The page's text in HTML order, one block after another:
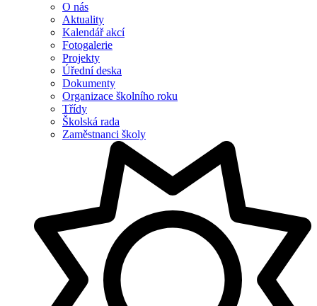
O nás
Aktuality
Kalendář akcí
Fotogalerie
Projekty
Úřední deska
Dokumenty
Organizace školního roku
Třídy
Školská rada
Zaměstnanci školy